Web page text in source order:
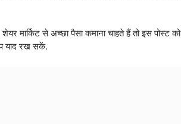
मार्किट से अच्छा पैसा कमाना चाहते हैं तो इस पोस्ट
याद रख सकें.